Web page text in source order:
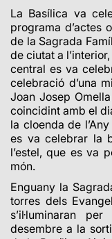
La Basílica va
programa d’actes
de la Sagrada
de ciutat a
central es va
celebració d’una
Joan Josep
coincidint amb el
la cloenda de
es va celebrar la
l’estel, que es va
món.
Enguany la
torres dels
s’il·luminaran
desembre a la